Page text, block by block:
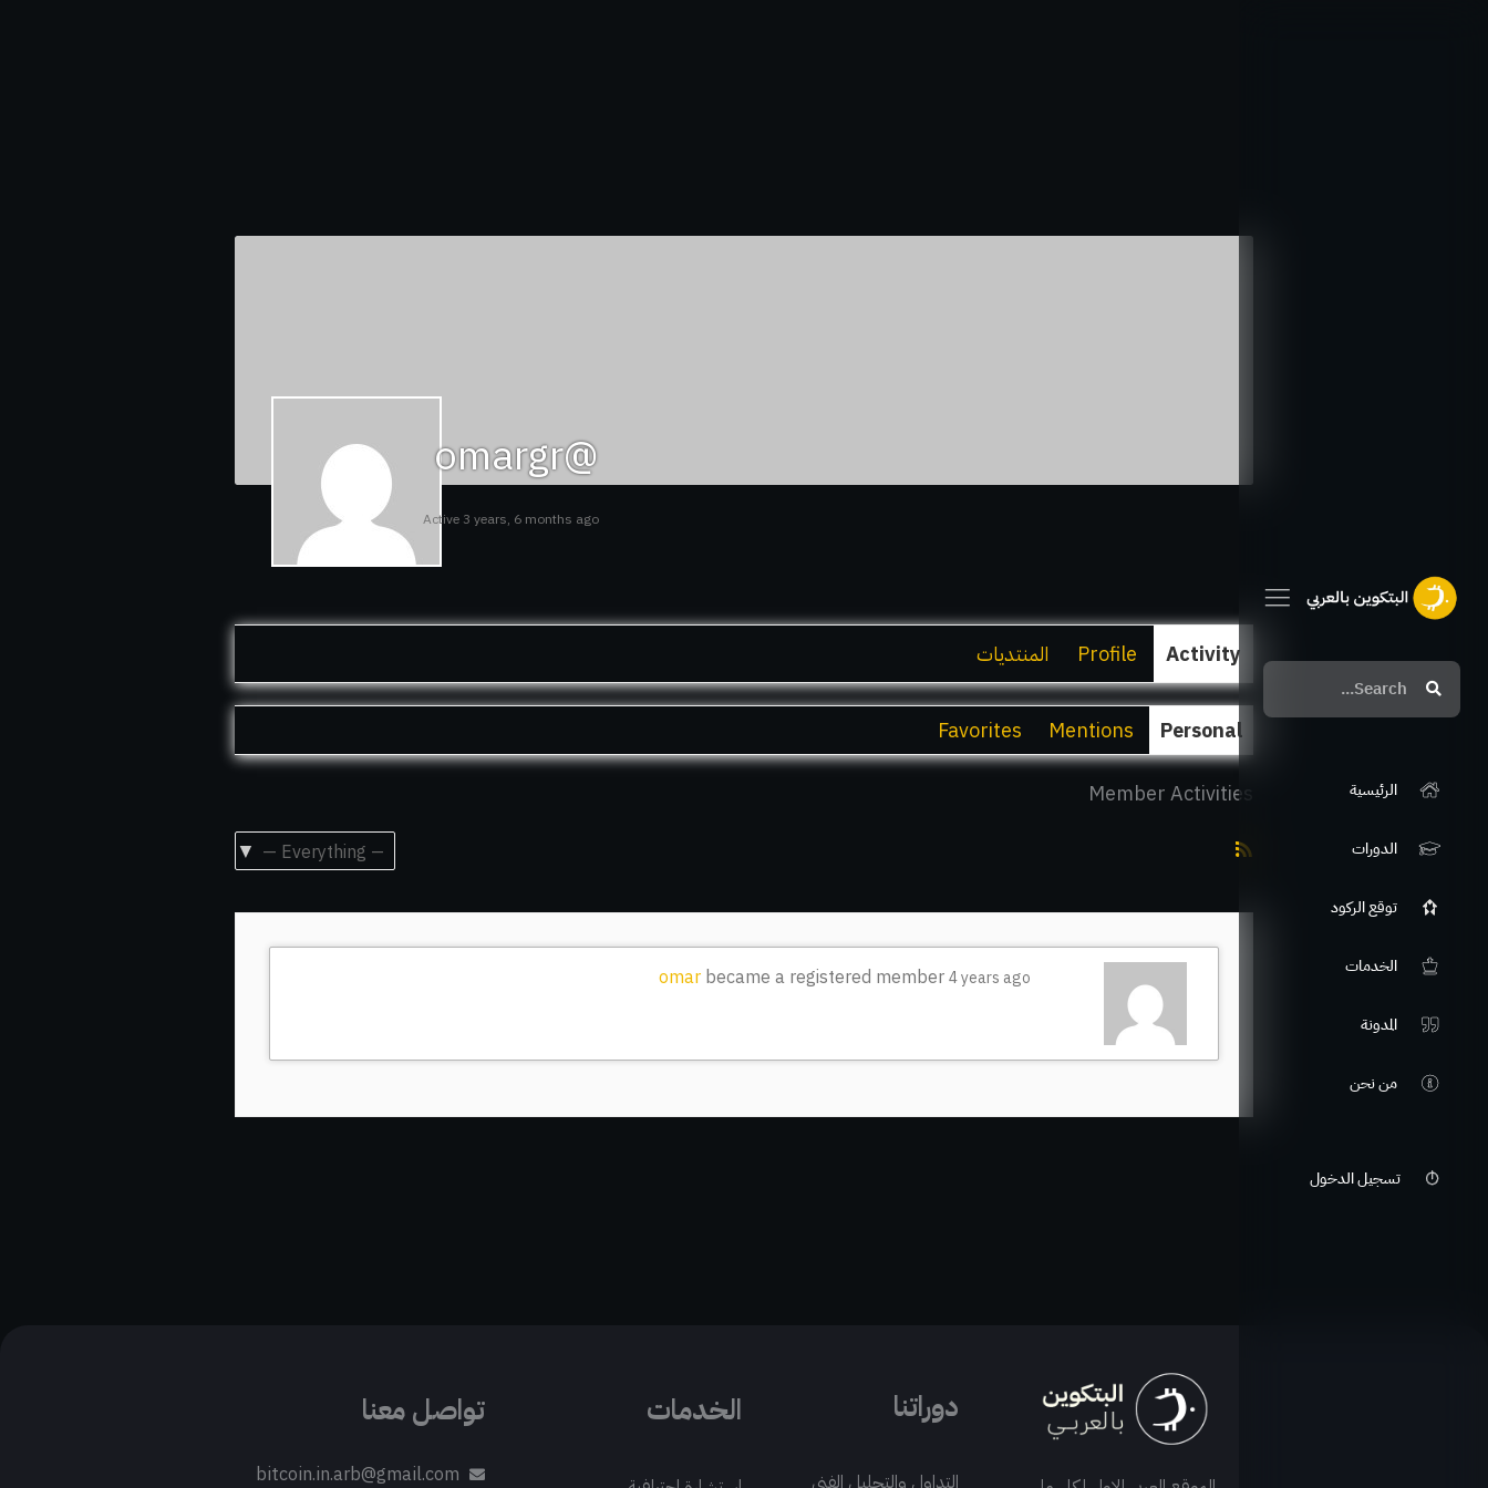
Search
الرئيسية
الدورات
توقع الركود
الخدمات
المدونة
من نحن
تسجيل الدخول
@omargr
Active 3 years, 6 months ago
Activity
Profile المنتديات
Personal
Mentions
Favorites
Member Activities
omarbecame a registered member4 years ago
دوراتنا
التداول والتحليل الفني
الخدمات تواصل معنا
bitcoin.in.arb@gmail.com